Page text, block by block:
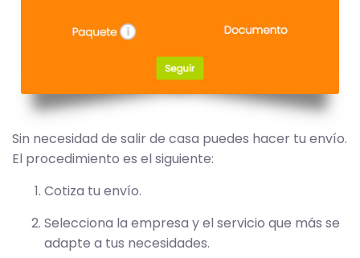
Sin necesidad de salir de casa puedes hacer tu envío.
El procedimiento es el siguiente:
Cotiza tu envío.
Selecciona la empresa y el servicio que más se
adapte a tus necesidades.